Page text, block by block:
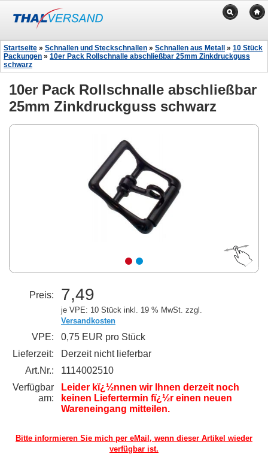
Startseite » Schnallen und Steckschnallen » Schnallen aus Metall » 10 Stück
Packungen » 10er Pack Rollschnalle abschließbar 25mm Zinkdruckguss
schwarz
10er Pack Rollschnalle abschließbar
25mm Zinkdruckguss schwarz
Preis: 7,49
je VPE: 10 Stück inkl. 19 % MwSt. zzgl.
Versandkosten
VPE:
0,75 EUR pro Stück
Lieferzeit:
Derzeit nicht lieferbar
Art.Nr.:
1114002510
Verfügbar
am:
Leider kï¿½nnen wir Ihnen derzeit noch
keinen Liefertermin fï¿½r einen neuen
Wareneingang mitteilen.
Bitte informieren Sie mich per eMail, wenn dieser Artikel wieder
verfügbar ist.